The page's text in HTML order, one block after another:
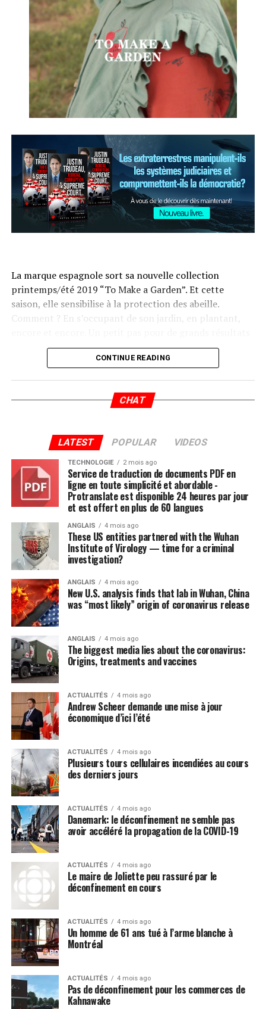
Post Views: 269
Un collection pensée pour les petits curieux, les rêveurs
et avides de nouvelles aventures. Avec comme terrain de
jeu, le monde entier.
kidsonthemoon.com
قالب وردپرس
Post Views:1 374
La marque espagnole sort sa nouvelle collection
printemps/été 2019 “To Make a Garden”. Et cette
saison, elle sensibilise à la protection des abeille.
Comment ? En s’occupant de son jardin, en plantant,
Source link
Post Views:1 296
CONTINUE READING
CHAT
LATEST POPULAR VIDEOS
TECHNOLOGIE 2 mois ago
Service de traduction de documents PDF en
ligne en toute simplicité et abordable -
Protranslate est disponible 24 heures par jour
et est offert en plus de 60 langues
ANGLAIS 4 mois ago
These US entities partnered with the Wuhan
Institute of Virology — time for a criminal
investigation?
ANGLAIS 4 mois ago
New U.S. analysis finds that lab in Wuhan, China
was “most likely” origin of coronavirus release
ANGLAIS 4 mois ago
The biggest media lies about the coronavirus:
Origins, treatments and vaccines
ACTUALITÉS 4 mois ago
Andrew Scheer demande une mise à jour
économique d’ici l’été
ACTUALITÉS 4 mois ago
Plusieurs tours cellulaires incendiées au cours
des derniers jours
ACTUALITÉS 4 mois ago
Danemark: le déconfinement ne semble pas
avoir accéléré la propagation de la COVID-19
ACTUALITÉS 4 mois ago
Le maire de Joliette peu rassuré par le
déconfinement en cours
ACTUALITÉS 4 mois ago
Un homme de 61 ans tué à l’arme blanche à
Montréal
ACTUALITÉS 4 mois ago
Pas de déconfinement pour les commerces de
Kahnawake